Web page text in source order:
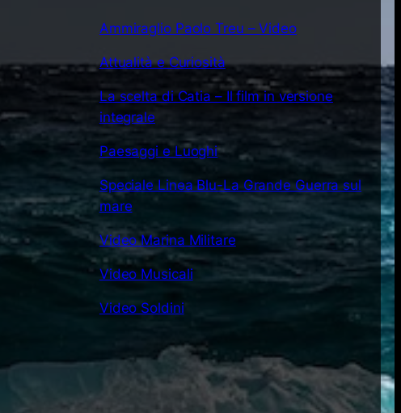
Ammiraglio Paolo Treu – Video
Attualità e Curiosità
La scelta di Catia – Il film in versione
integrale
Paesaggi e Luoghi
Speciale Linea Blu-La Grande Guerra sul
mare
Video Marina Militare
Video Musicali
Video Soldini